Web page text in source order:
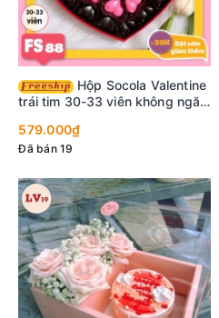
trái tim 30-33 viên không ngăn
579.000₫
Đã bán 19